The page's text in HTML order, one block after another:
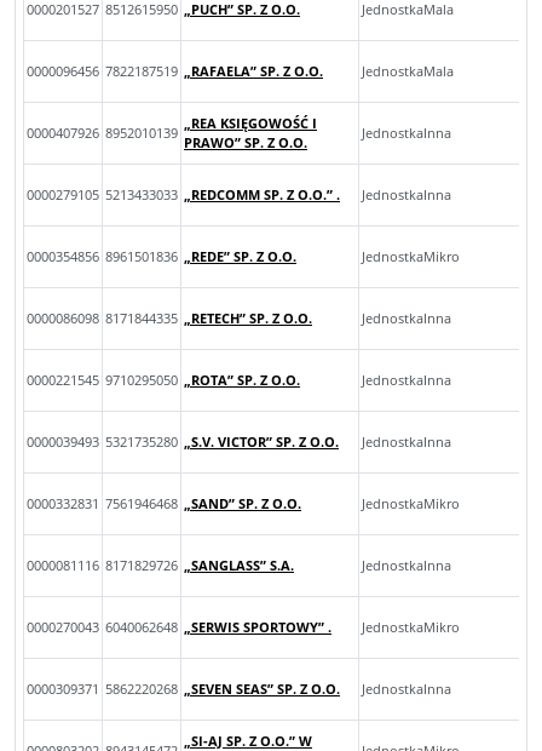
0000201527 8512615950 „PUCH” SP. Z O.O. JednostkaMala
0000096456 7822187519 „RAFAELA” SP. Z O.O. JednostkaMala
0000407926 8952010139
„REA KSIĘGOWOŚĆ I
PRAWO” SP. Z O.O.
JednostkaInna
0000279105 5213433033 „REDCOMM SP. Z O.O.” . JednostkaInna
0000354856 8961501836 „REDE” SP. Z O.O. JednostkaMikro
0000086098 8171844335 „RETECH” SP. Z O.O. JednostkaInna
0000221545 9710295050 „ROTA” SP. Z O.O. JednostkaInna
0000039493 5321735280 „S.V. VICTOR” SP. Z O.O. JednostkaInna
0000332831 7561946468 „SAND” SP. Z O.O. JednostkaMikro
0000081116 8171829726 „SANGLASS” S.A. JednostkaInna
0000270043 6040062648 „SERWIS SPORTOWY” . JednostkaMikro
0000309371 5862220268 „SEVEN SEAS” SP. Z O.O. JednostkaInna
„SI-AJ SP. Z O.O.” W